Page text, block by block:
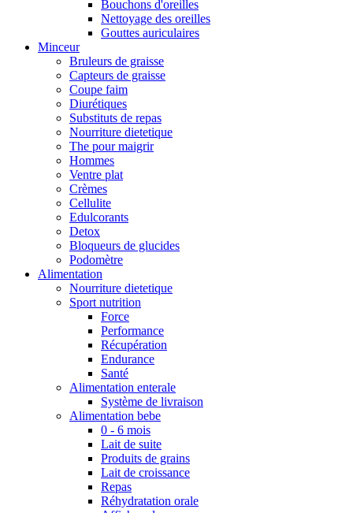
Bouchons d'oreilles
Nettoyage des oreilles
Gouttes auriculaires
Minceur
Bruleurs de graisse
Capteurs de graisse
Coupe faim
Diurétiques
Substituts de repas
Nourriture dietetique
The pour maigrir
Hommes
Ventre plat
Crèmes
Cellulite
Edulcorants
Detox
Bloqueurs de glucides
Podomètre
Alimentation
Nourriture dietetique
Sport nutrition
Force
Performance
Récupération
Endurance
Santé
Alimentation enterale
Système de livraison
Alimentation bebe
0 - 6 mois
Lait de suite
Produits de grains
Lait de croissance
Repas
Réhydratation orale